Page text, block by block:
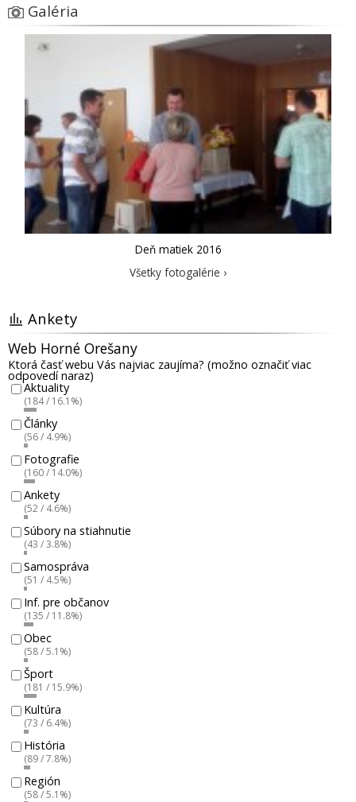
Galéria
Deň matiek 2016
Všetky fotogalérie ›
Ankety
Web Horné Orešany
Ktorá časť webu Vás najviac zaujíma? (možno označiť viac
odpovedí naraz)
Aktuality
(184 / 16.1%)
Články
(56 / 4.9%)
Fotografie
(160 / 14.0%)
Ankety
(52 / 4.6%)
Súbory na stiahnutie
(43 / 3.8%)
Samospráva
(51 / 4.5%)
Inf. pre občanov
(135 / 11.8%)
Obec
(58 / 5.1%)
Šport
(181 / 15.9%)
Kultúra
(73 / 6.4%)
História
(89 / 7.8%)
Región
(58 / 5.1%)